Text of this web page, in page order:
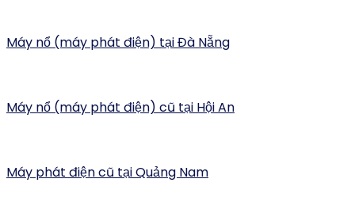
Máy nổ (máy phát điện) tại Đà Nẵng
Máy nổ (máy phát điện) cũ tại Hội An
Máy phát điện cũ tại Quảng Nam